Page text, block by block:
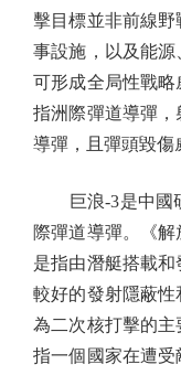
擊目標並非前線
事設施，以及能源
可形成全局性戰
指洲際彈道導彈
導彈，且彈頭毀傷
巨浪-3是中國研
際彈道導彈。《
是指由潛艇搭載和
較好的發射隱蔽
為二次核打擊的
指一個國家在遭